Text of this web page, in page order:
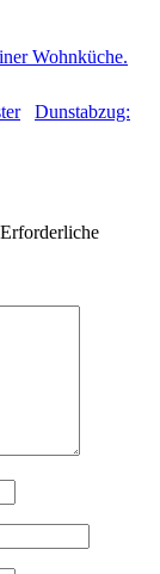
Dunstabzug:
Erforderliche